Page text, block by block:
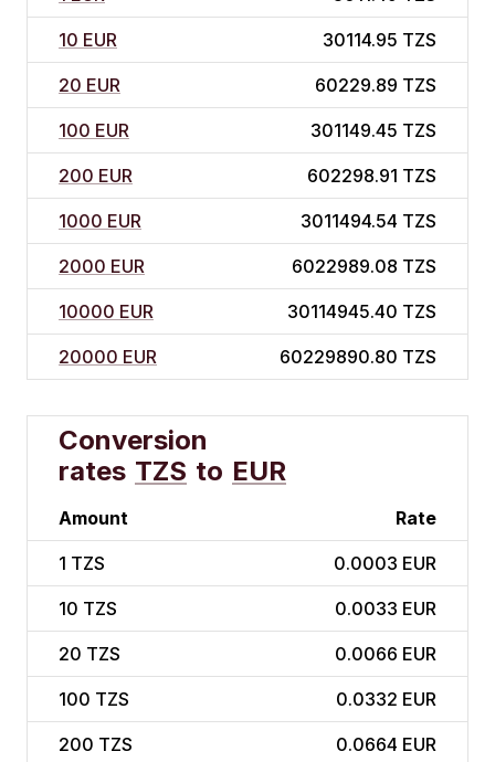
10 EUR 30114.95 TZS
20 EUR 60229.89 TZS
100 EUR 301149.45 TZS
200 EUR 602298.91 TZS
1000 EUR 3011494.54 TZS
2000 EUR 6022989.08 TZS
10000 EUR 30114945.40 TZS
20000 EUR 60229890.80 TZS
Conversion
rates TZS to EUR
Amount Rate
1 TZS 0.0003 EUR
10 TZS 0.0033 EUR
20 TZS 0.0066 EUR
100 TZS 0.0332 EUR
200 TZS 0.0664 EUR